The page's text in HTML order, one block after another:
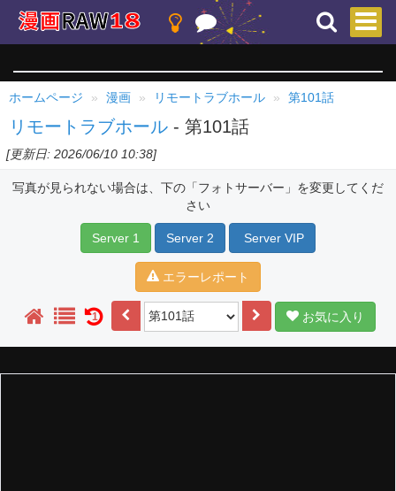
ホームページ 漫画 リモートラブホール 第101話
リモートラブホール - 第101話
[更新日: 2026/06/10 10:38]
写真が見られない場合は、下の「フォトサーバー」を変更してくだ
さい
Server 1 Server 2 Server VIP
エラーレポート
1 お気に入り